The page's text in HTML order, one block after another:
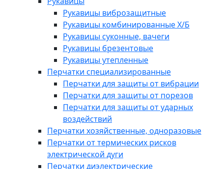
Рукавицы виброзащитные
Рукавицы комбинированные Х/Б
Рукавицы суконные, вачеги
Рукавицы брезентовые
Рукавицы утепленные
Перчатки специализированные
Перчатки для защиты от вибрации
Перчатки для защиты от порезов
Перчатки для защиты от ударных
воздействий
Перчатки хозяйственные, одноразовые
Перчатки от термических рисков
электрической дуги
Перчатки диэлектрические